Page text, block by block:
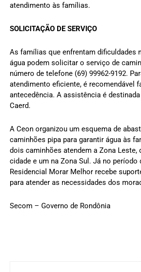
atendimento às famílias.
SOLICITAÇÃO DE SERVIÇO
As famílias que enfrentam dificuldades
água podem solicitar o serviço de
número de telefone (69) 99962-9192.
atendimento eficiente, é recomendável
antecedência. A assistência é
Caerd.
A Ceon organizou um esquema de
caminhões pipa para garantir água às
dois caminhões atendem a Zona Leste,
cidade e um na Zona Sul. Já no período
Residencial Morar Melhor recebe
para atender as necessidades dos
Secom – Governo de Rondônia